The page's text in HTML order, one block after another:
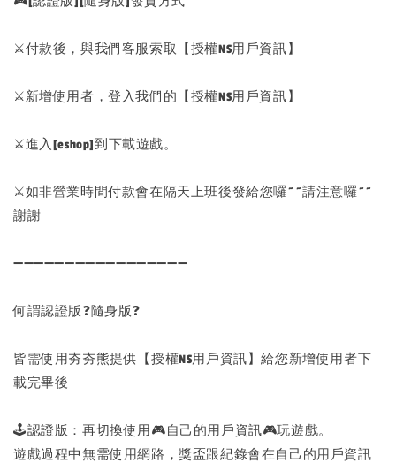
⚔️付款後，與我們客服索取【授權NS用戶資訊】
⚔️新增使用者，登入我們的【授權NS用戶資訊】
⚔️進入[eshop]到下載遊戲。
⚔️如非營業時間付款會在隔天上班後發給您囉~~請注意囉~~
謝謝
➖➖➖➖➖➖➖➖➖➖➖➖➖➖➖➖➖
何謂認證版❓隨身版❓
皆需使用夯夯熊提供【授權NS用戶資訊】給您新增使用者下
載完畢後
🕹️認證版：再切換使用🎮自己的用戶資訊🎮玩遊戲。
遊戲過程中無需使用網路，獎盃跟紀錄會在自己的用戶資訊